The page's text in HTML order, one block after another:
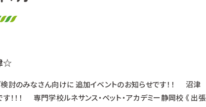
☆
検討のみなさん向けに 追加イベントのお知らせです！！ 沼津
！！！ 専門学校ルネサンス・ペット・アカデミー静岡校 《 出張